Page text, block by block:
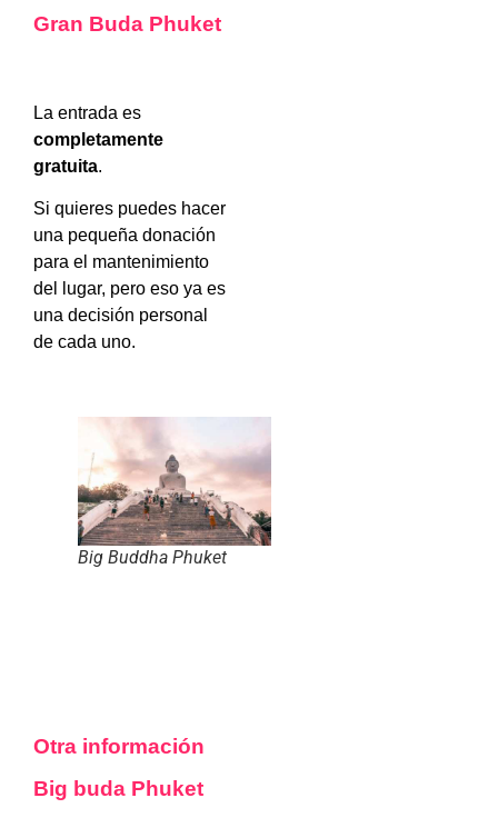
Gran Buda Phuket
La entrada es
completamente
gratuita.
Si quieres puedes hacer
una pequeña donación
para el mantenimiento
del lugar, pero eso ya es
una decisión personal
de cada uno.
Big Buddha Phuket
Otra información
Big buda Phuket